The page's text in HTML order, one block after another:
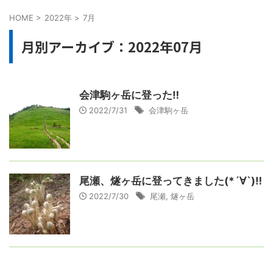
HOME > 2022年 > 7月
月別アーカイブ：2022年07月
会津駒ヶ岳に登った‼️
2022/7/31 会津駒ヶ岳
尾瀬、燧ヶ岳に登ってきました(*´∀`)‼️
2022/7/30 尾瀬 燧ヶ岳